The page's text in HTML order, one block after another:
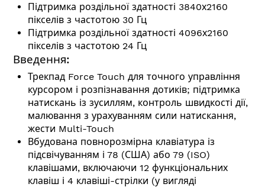
Підтримка роздільної здатності 3840х2160
пікселів з частотою 30 Гц
Підтримка роздільної здатності 4096х2160
пікселів з частотою 24 Гц
Введення:
Трекпад Force Touch для точного управління
курсором і розпізнавання дотиків; підтримка
натискань із зусиллям, контроль швидкості дії,
малювання з урахуванням сили натискання,
жести Multi-Touch
Вбудована повнорозмірна клавіатура із
підсвічуванням і 78 (США) або 79 (ISO)
клавішами, включаючи 12 функціональних
клавіш і 4 клавіші-стрілки (у вигляді